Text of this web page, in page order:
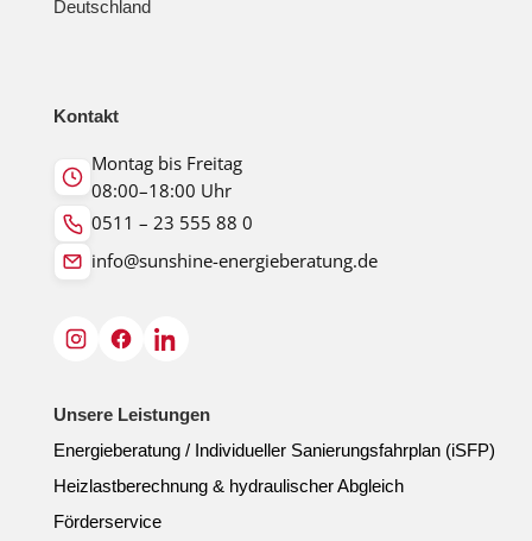
Deutschland
Kontakt
Montag bis Freitag
08:00–18:00 Uhr
0511 – 23 555 88 0
info@sunshine-energieberatung.de
Unsere Leistungen
Energieberatung / Individueller Sanierungsfahrplan (iSFP)
Heizlastberechnung & hydraulischer Abgleich
Förderservice